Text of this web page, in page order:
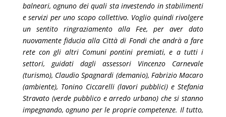
balneari, ognuno dei quali sta investendo in stabilimenti
e servizi per uno scopo collettivo. Voglio quindi rivolgere
un sentito ringraziamento alla Fee, per aver dato
nuovamente fiducia alla Città di Fondi che andrà a fare
rete con gli altri Comuni pontini premiati, e a tutti i
settori, guidati dagli assessori Vincenzo Carnevale
(turismo), Claudio Spagnardi (demanio), Fabrizio Macaro
(ambiente), Tonino Ciccarelli (lavori pubblici) e Stefania
Stravato (verde pubblico e arredo urbano) che si stanno
impegnando, ognuno per le proprie competenze. Il tutto,